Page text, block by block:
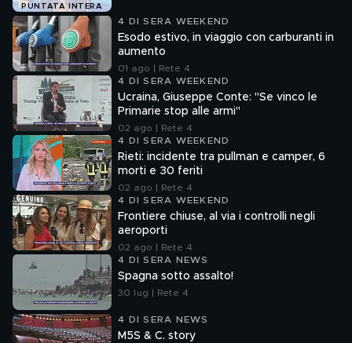
PUNTATA INTERA
4 DI SERA WEEKEND
Esodo estivo, in viaggio con carburanti in
aumento
01 ago | Rete 4
4 DI SERA WEEKEND
Ucraina, Giuseppe Conte: "Se vinco le
Primarie stop alle armi"
02 ago | Rete 4
4 DI SERA WEEKEND
Rieti: incidente tra pullman e camper, 6
morti e 30 feriti
02 ago | Rete 4
4 DI SERA WEEKEND
Frontiere chiuse, al via i controlli negli
aeroporti
02 ago | Rete 4
4 DI SERA NEWS
Spagna sotto assalto!
30 lug | Rete 4
4 DI SERA NEWS
M5S & C. story